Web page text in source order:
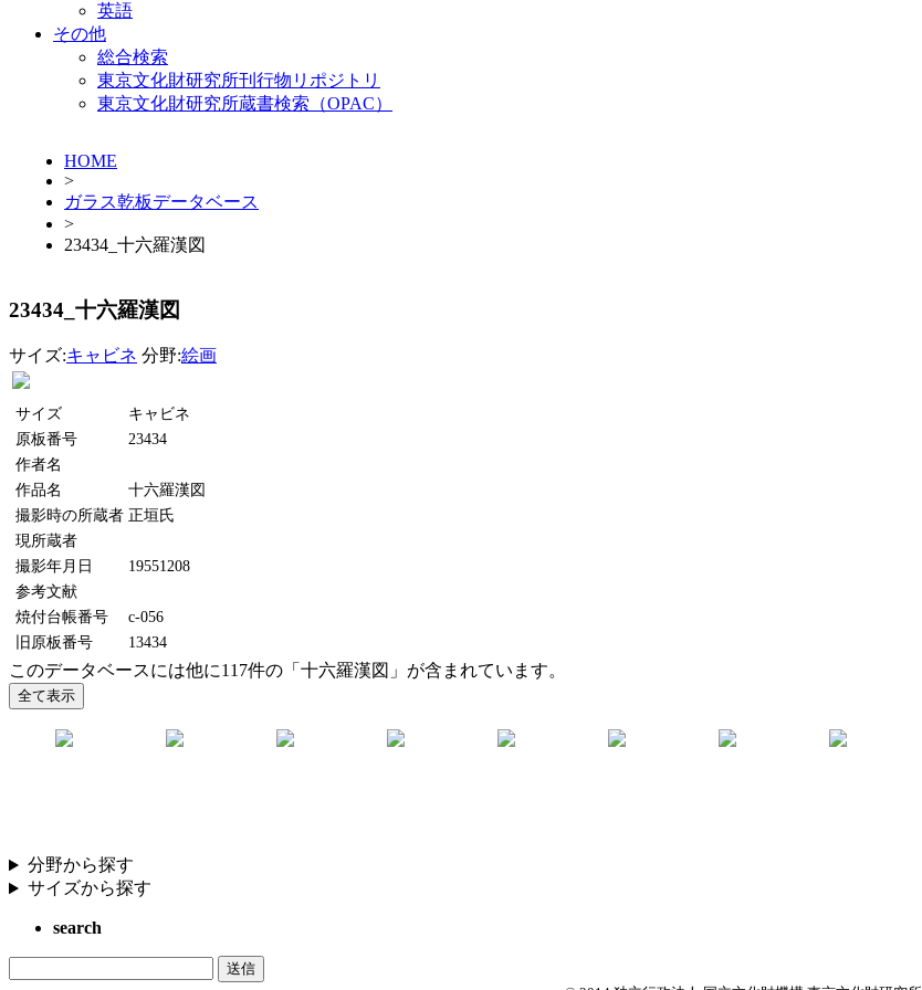
英語
その他
総合検索
東京文化財研究所刊行物リポジトリ
東京文化財研究所蔵書検索（OPAC）
HOME
>
ガラス乾板データベース
>
23434_十六羅漢図
23434_十六羅漢図
サイズ:キャビネ 分野:絵画
サイズ
キャビネ
原板番号
23434
作者名
作品名
十六羅漢図
撮影時の所蔵者 正垣氏
現所蔵者
撮影年月日
19551208
参考文献
焼付台帳番号
c-056
旧原板番号
13434
このデータベースには他に117件の「十六羅漢図」が含まれています。
分野から探す
サイズから探す
search